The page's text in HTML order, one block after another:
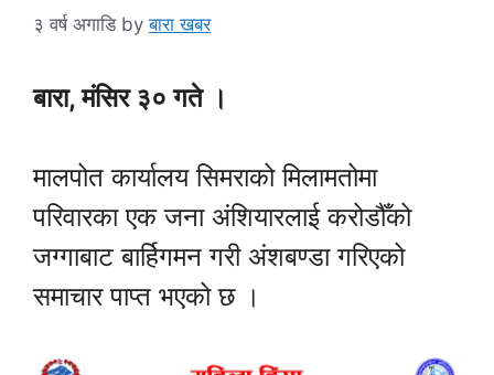
३ वर्ष अगाडि byबारा खबर
बारा, मंसिर ३० गते ।
मालपोत कार्यालय सिमराको मिलामतोमा
परिवारका एक जना अंशियारलाई करोडौँको
जग्गाबाट बार्हिगमन गरी अंशबण्डा गरिएको
समाचार पाप्त भएको छ ।